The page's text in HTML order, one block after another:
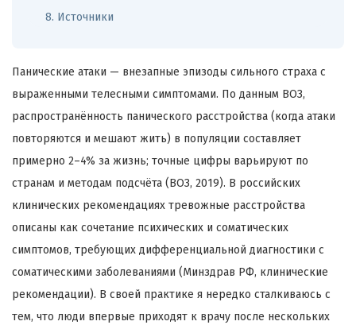
8. Источники
Панические атаки — внезапные эпизоды сильного страха с
выраженными телесными симптомами. По данным ВОЗ,
распространённость панического расстройства (когда атаки
повторяются и мешают жить) в популяции составляет
примерно 2–4% за жизнь; точные цифры варьируют по
странам и методам подсчёта (ВОЗ, 2019). В российских
клинических рекомендациях тревожные расстройства
описаны как сочетание психических и соматических
симптомов, требующих дифференциальной диагностики с
соматическими заболеваниями (Минздрав РФ, клинические
рекомендации). В своей практике я нередко сталкиваюсь с
тем, что люди впервые приходят к врачу после нескольких